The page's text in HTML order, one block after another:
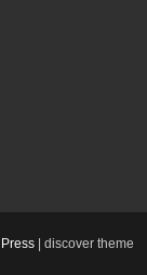
| discover theme